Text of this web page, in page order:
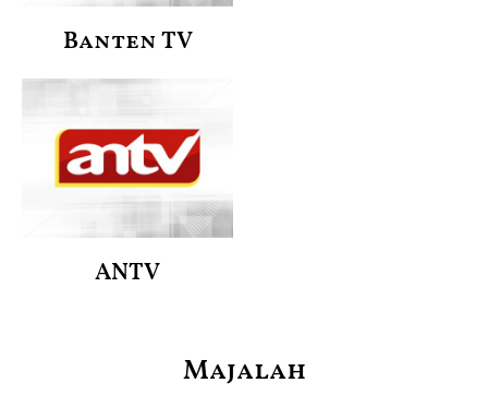
Banten TV
ANTV
Majalah